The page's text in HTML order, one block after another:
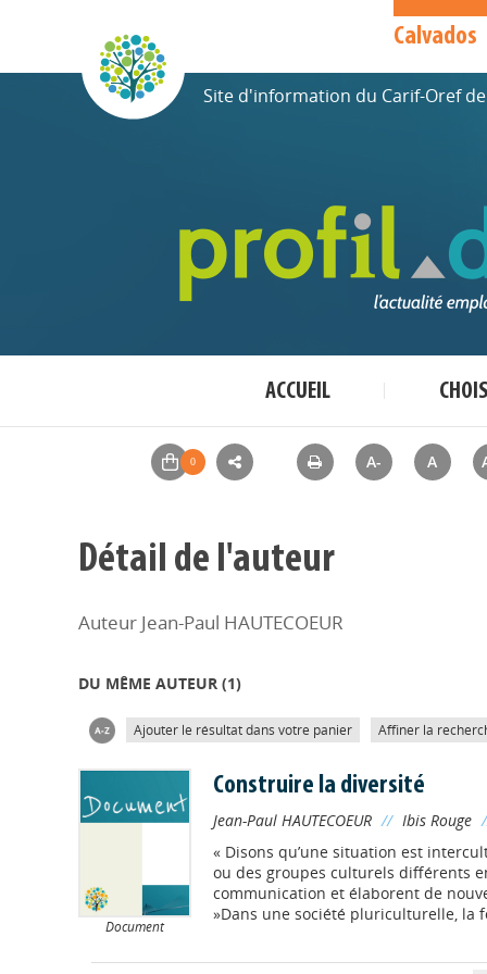
Calvados
Site d'information du Carif-Oref
ACCUEIL
A- A
Détail de l'auteur
Auteur Jean-Paul HAUTECOEUR
DU MÊME AUTEUR (1)
Ajouter le résultat dans votre panier Affiner la
Document
Construire la diversité
Jean-Paul HAUTECOEUR // Ibis Rouge
« Disons qu’une situation est
ou des groupes culturels différents
communication et élaborent de
»Dans une société pluriculturelle, la